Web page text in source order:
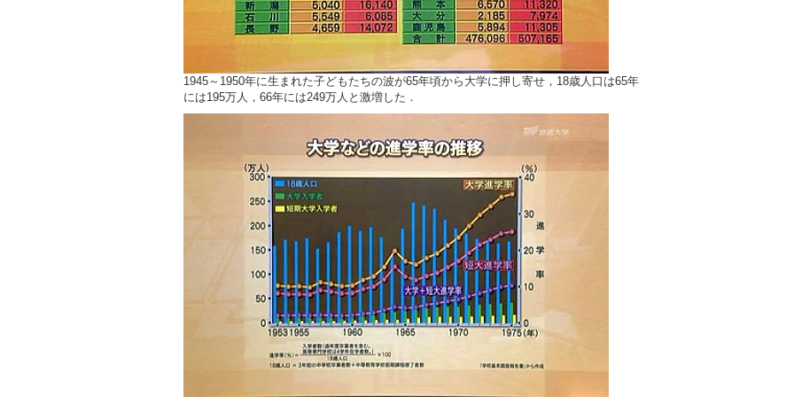
1945～1950年に生まれた子どもたちの波が65年頃から大学に押し寄せ，18歳人口は65年
には195万人，66年には249万人と激増した．